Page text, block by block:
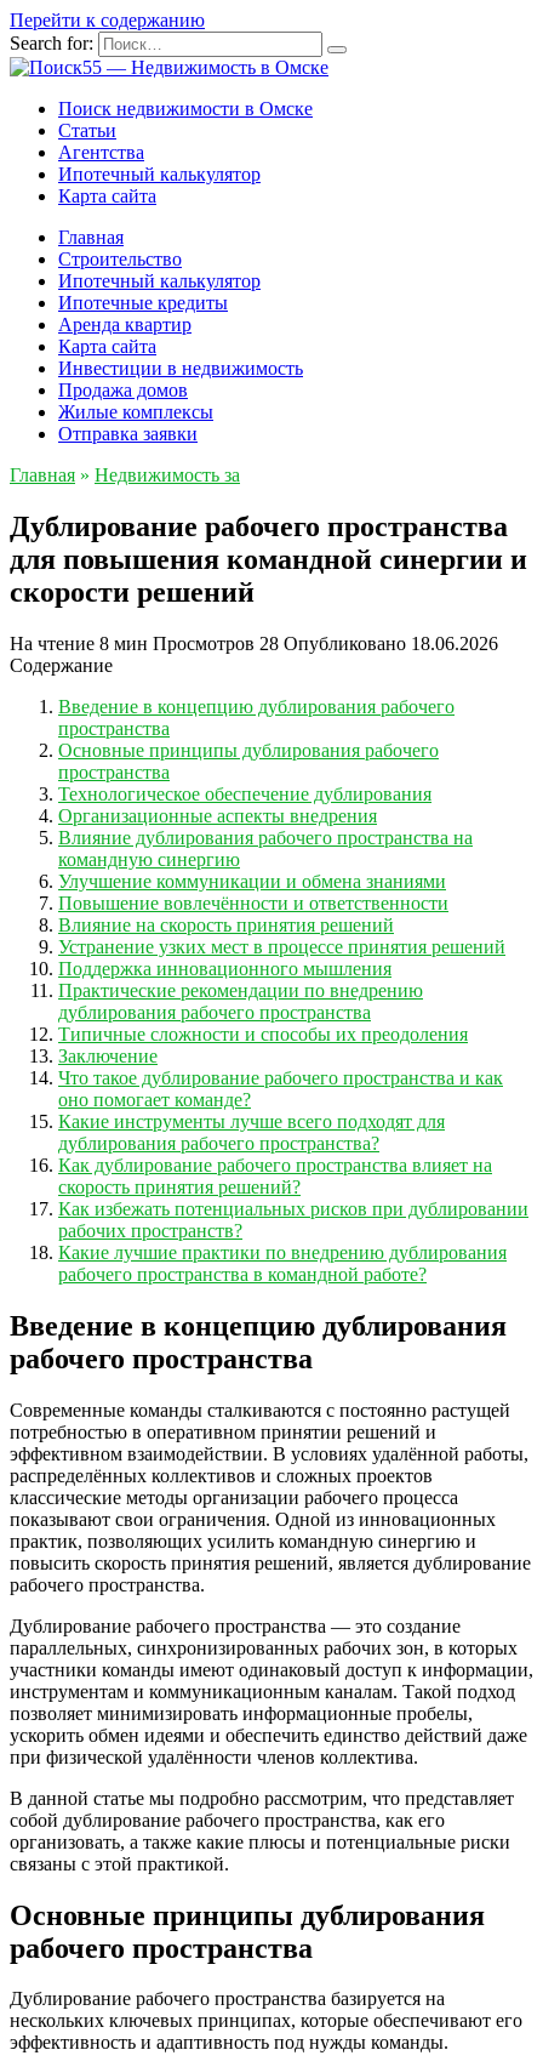
Перейти к содержанию
Search for:
Поиск недвижимости в Омске
Статьи
Агентства
Ипотечный калькулятор
Карта сайта
Главная
Строительство
Ипотечный калькулятор
Ипотечные кредиты
Аренда квартир
Карта сайта
Инвестиции в недвижимость
Продажа домов
Жилые комплексы
Отправка заявки
Главная » Недвижимость за
Дублирование рабочего пространства
для повышения командной синергии и
скорости решений
На чтение 8 мин Просмотров 28 Опубликовано 18.06.2026
Содержание
Введение в концепцию дублирования рабочего
пространства
Основные принципы дублирования рабочего
пространства
Технологическое обеспечение дублирования
Организационные аспекты внедрения
Влияние дублирования рабочего пространства на
командную синергию
Улучшение коммуникации и обмена знаниями
Повышение вовлечённости и ответственности
Влияние на скорость принятия решений
Устранение узких мест в процессе принятия решений
Поддержка инновационного мышления
Практические рекомендации по внедрению
дублирования рабочего пространства
Типичные сложности и способы их преодоления
Заключение
Что такое дублирование рабочего пространства и как
оно помогает команде?
Какие инструменты лучше всего подходят для
дублирования рабочего пространства?
Как дублирование рабочего пространства влияет на
скорость принятия решений?
Как избежать потенциальных рисков при дублировании
рабочих пространств?
Какие лучшие практики по внедрению дублирования
рабочего пространства в командной работе?
Введение в концепцию дублирования
рабочего пространства
Современные команды сталкиваются с постоянно растущей
потребностью в оперативном принятии решений и
эффективном взаимодействии. В условиях удалённой работы,
распределённых коллективов и сложных проектов
классические методы организации рабочего процесса
показывают свои ограничения. Одной из инновационных
практик, позволяющих усилить командную синергию и
повысить скорость принятия решений, является дублирование
рабочего пространства.
Дублирование рабочего пространства — это создание
параллельных, синхронизированных рабочих зон, в которых
участники команды имеют одинаковый доступ к информации,
инструментам и коммуникационным каналам. Такой подход
позволяет минимизировать информационные пробелы,
ускорить обмен идеями и обеспечить единство действий даже
при физической удалённости членов коллектива.
В данной статье мы подробно рассмотрим, что представляет
собой дублирование рабочего пространства, как его
организовать, а также какие плюсы и потенциальные риски
связаны с этой практикой.
Основные принципы дублирования
рабочего пространства
Дублирование рабочего пространства базируется на
нескольких ключевых принципах, которые обеспечивают его
эффективность и адаптивность под нужды команды.